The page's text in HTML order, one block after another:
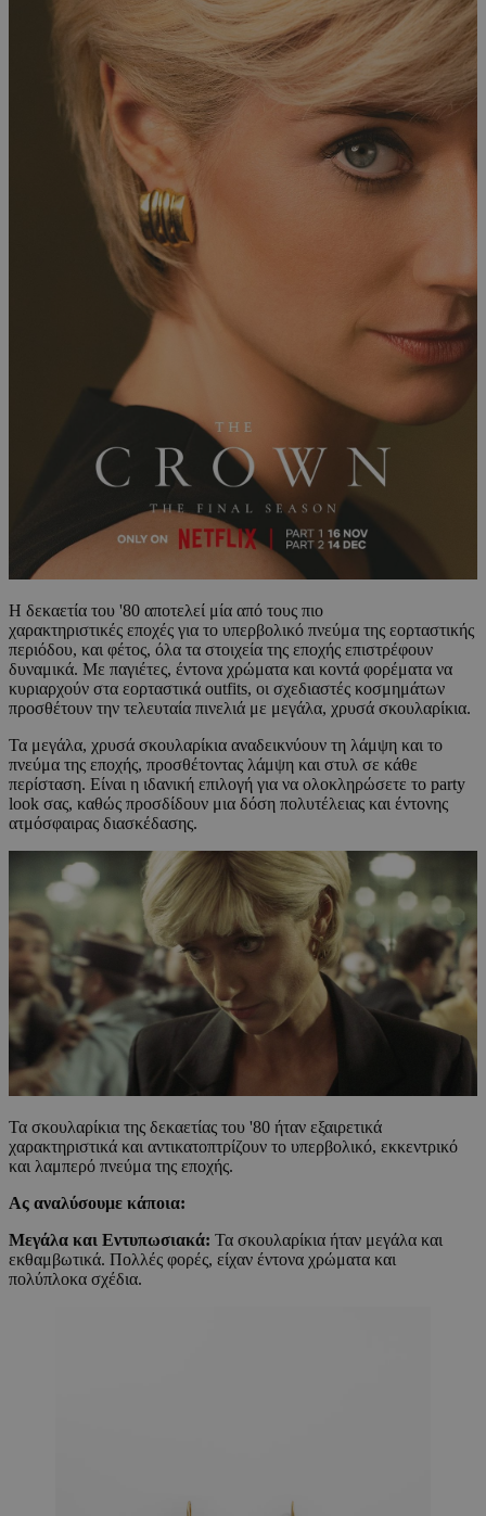
Η δεκαετία του '80 αποτελεί μία από τους πιο
χαρακτηριστικές εποχές για το υπερβολικό πνεύμα της εορταστικής
περιόδου, και φέτος, όλα τα στοιχεία της εποχής επιστρέφουν
δυναμικά. Με παγιέτες, έντονα χρώματα και κοντά φορέματα να
κυριαρχούν στα εορταστικά outfits, οι σχεδιαστές κοσμημάτων
προσθέτουν την τελευταία πινελιά με μεγάλα, χρυσά σκουλαρίκια.
Τα μεγάλα, χρυσά σκουλαρίκια αναδεικνύουν τη λάμψη και το
πνεύμα της εποχής, προσθέτοντας λάμψη και στυλ σε κάθε
περίσταση. Είναι η ιδανική επιλογή για να ολοκληρώσετε το party
look σας, καθώς προσδίδουν μια δόση πολυτέλειας και έντονης
ατμόσφαιρας διασκέδασης.
Τα σκουλαρίκια της δεκαετίας του '80 ήταν εξαιρετικά
χαρακτηριστικά και αντικατοπτρίζουν το υπερβολικό, εκκεντρικό
και λαμπερό πνεύμα της εποχής.
Ας αναλύσουμε κάποια:
Μεγάλα και Εντυπωσιακά: Τα σκουλαρίκια ήταν μεγάλα και
εκθαμβωτικά. Πολλές φορές, είχαν έντονα χρώματα και
πολύπλοκα σχέδια.